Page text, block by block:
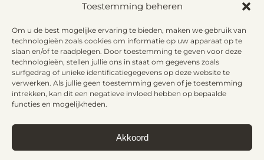
Toestemming beheren
Om u de best mogelijke ervaring te bieden, maken we gebruik van
technologieën zoals cookies om informatie op uw apparaat op te
slaan en/of te raadplegen. Door toestemming te geven voor deze
technologieën, stellen jullie ons in staat om gegevens zoals
surfgedrag of unieke identificatiegegevens op deze website te
verwerken. Als jullie geen toestemming geven of je toestemming
intrekken, kan dit een negatieve invloed hebben op bepaalde
functies en mogelijkheden.
Akkoord
Heb je vragen? Bekijk onzeveelgestelde vragen.
Wettelijke kennisgeving
Privacybeleid
Algemene voorwaarden
Cookiebeleid
© 2025 Gemma Fernández. Alle rechten voorbehouden |
Gemaakt met
doorBluefish